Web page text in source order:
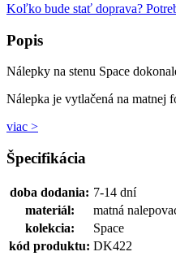
Koľko bude stať doprava?
Popis
Nálepky na stenu Space
Nálepka je vytlačená na matnej
viac >
Špecifikácia
doba dodania: 7-14 dní
materiál:
matná
kolekcia:
Space
kód produktu: DK422